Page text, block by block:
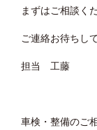
まずはご相談く
ご連絡お待ちし
担当 工藤
車検・整備のご